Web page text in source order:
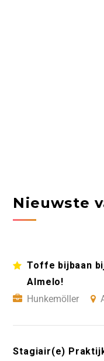
Nieuwste
Toffe bijbaan
Almelo!
Hunkemöller
Stagiair(e)